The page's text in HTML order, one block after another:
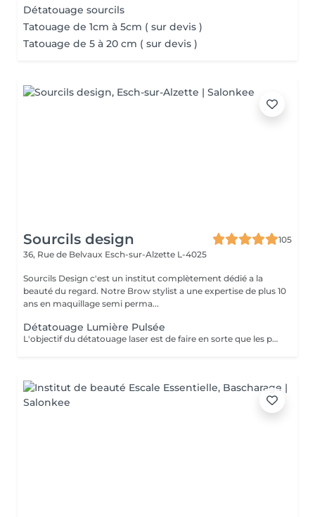
Détatouage sourcils
Tatouage de 1cm à 5cm ( sur devis )
Tatouage de 5 à 20 cm ( sur devis )
Sourcils design
105
36, Rue de Belvaux Esch-sur-Alzette L-4025
Sourcils Design c'est un institut complètement dédié a la
beauté du regard. Notre Brow stylist a une expertise de plus 10
ans en maquillage semi perma...
Détatouage Lumière Pulsée
L'objectif du détatouage laser est de faire en sorte que les particules d'encre soient digérables par l'organisme. Ainsi le faisceau d'énergie du laser vise le pigment et permet de le faire éclater. Il va ensuite être éliminé par les globules blancs. La quantité de séances dépendra du type d'encre, de la peau et de la technique utilisée par le professionnel qui a réalisé votre tatouage des sourcils. seulement un mois apres la première séance la praticienne pourra déterminer le numéro de séances nécessaires, dans. certaines cas une seule séance suffit comme dans certains outres nous pouvons besoin de trois ou plus. Les poils peuvent temporairement devenir blancs "en raison de l'élimination des pigments" explique l'experte. Cette décoloration est courante et temporaire (en quelques jours seulement, les sourcils retrouvent leur couleur d'origine).